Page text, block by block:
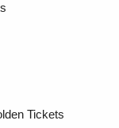
Tickets